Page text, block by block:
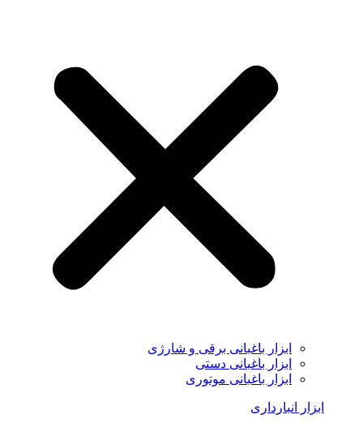
ابزار باغبانی برقی و شارژی
ابزار باغبانی دستی
ابزار باغبانی موتوری
ابزار انبارداری